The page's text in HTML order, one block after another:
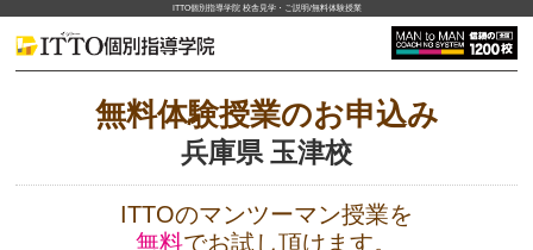
ITTO個別指導学院 校舎見学・ご説明/無料体験授業
無料体験授業のお申込み
兵庫県 玉津校
ITTOのマンツーマン授業を
無料でお試し頂けます。